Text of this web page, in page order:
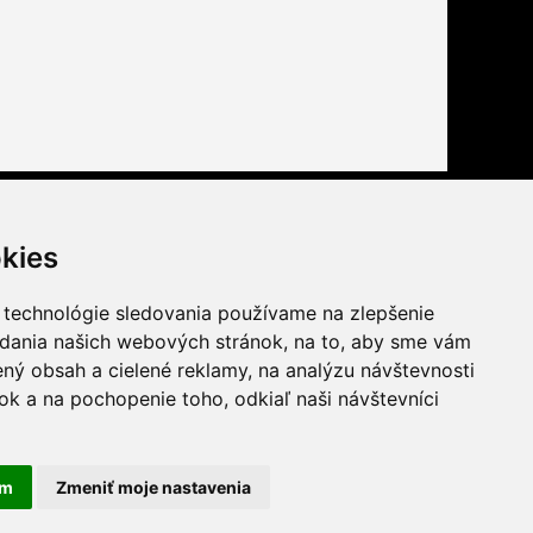
sledovania používame na zlepšenie
našich webových stránok, na to, aby sme vám
obsah a cielené reklamy, na analýzu návštevnosti
a na pochopenie toho, odkiaľ naši návštevníci
Zmeniť moje nastavenia
twitter instagram